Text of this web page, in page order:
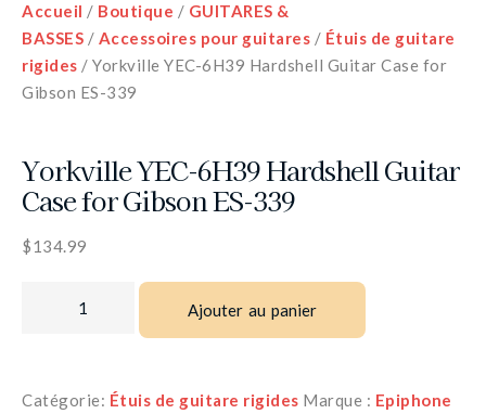
Accueil / Boutique / GUITARES &
BASSES / Accessoires pour guitares / Étuis de guitare
rigides / Yorkville YEC-6H39 Hardshell Guitar Case for
Gibson ES-339
Yorkville YEC-6H39 Hardshell Guitar
Case for Gibson ES-339
$134.99
Ajouter au panier
Catégorie: Étuis de guitare rigides Marque : Epiphone